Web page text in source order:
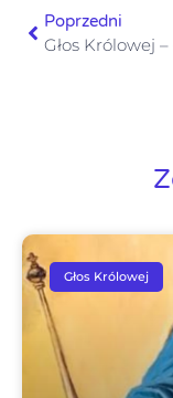
Poprzedni
Głos Królowej